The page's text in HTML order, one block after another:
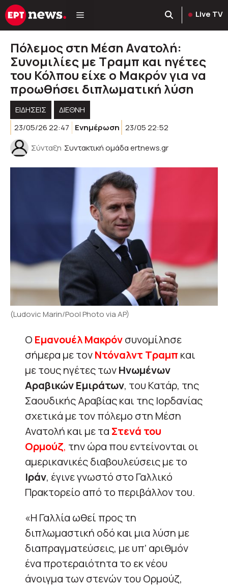
Μετάβαση
σε
Live TV
Πόλεμος στη Μέση Ανατολή:
Συνομιλίες με Τραμπ και ηγέτες
του Κόλπου είχε ο Μακρόν για να
προωθήσει διπλωματική λύση
ΕΙΔΗΣΕΙΣ
ΔΙΕΘΝΗ
23/05/26 22:47
Ενημέρωση 23/05 22:52
Σύνταξη Συντακτική ομάδα ertnews.gr
(Ludovic Marin/Pool Photo via AP)
Ο Εμανουέλ Μακρόνσυνομίλησε
σήμερα με τονΝτόναλντ Τραμπ και
με τους ηγέτες τωνΗνωμένων
Αραβικών Εμιράτων, του Κατάρ, της
Σαουδικής Αραβίας και της Ιορδανίας
σχετικά με τον πόλεμο στη Μέση
Ανατολή και με τα Στενά του
Ορμούζ, την ώρα που εντείνονται οι
αμερικανικές διαβουλεύσεις με το
Ιράν, έγινε γνωστό στο Γαλλικό
Πρακτορείο από το περιβάλλον του.
«Η Γαλλία ωθεί προς τη
διπλωμαστική οδό και μια λύση με
διαπραγματεύσεις, με υπ’ αριθμόν
ένα προτεραιότητα το εκ νέου
άνοιγμα των στενών του Ορμούζ,